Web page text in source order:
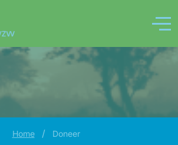
Home / Doneer